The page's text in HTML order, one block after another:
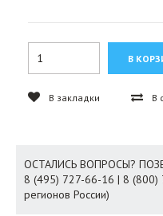
В закладки В
ОСТАЛИСЬ ВОПРОСЫ?
8 (495) 727-66-16 | 8 (800)
регионов России)